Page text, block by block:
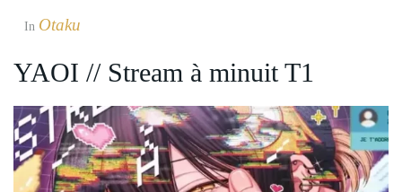
In Otaku
YAOI // Stream à minuit T1